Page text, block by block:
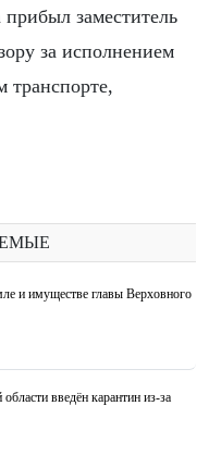
заместитель
за исполнением
транспорте,
и имуществе главы Верховного
введён карантин из-за